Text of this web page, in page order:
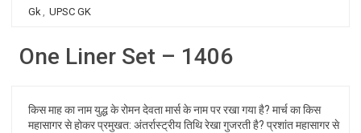
Gk, UPSC GK
One Liner Set – 1406
किस माह का नाम युद्ध के रोमन देवता मार्स के नाम पर रखा गया है? मार्च का किस
महासागर से होकर प्रमुखत: अंतर्रास्ट्रीय तिथि रेखा गुजरती है? प्रशांत महासागर से